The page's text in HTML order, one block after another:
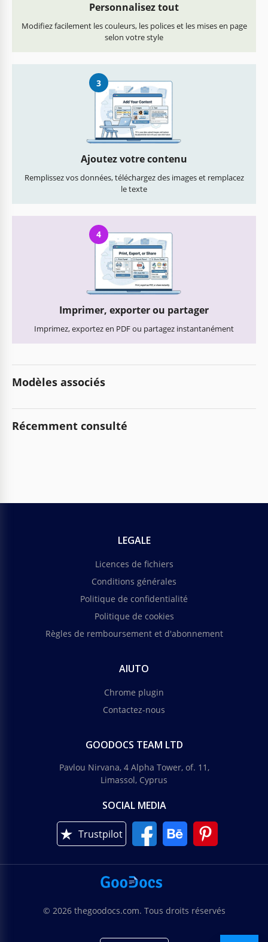
Personnalisez tout
Modifiez facilement les couleurs, les polices et les mises en page
selon votre style
3
Ajoutez votre contenu
Remplissez vos données, téléchargez des images et remplacez
le texte
4
Imprimer, exporter ou partager
Imprimez, exportez en PDF ou partagez instantanément
Modèles associés
Récemment consulté
LEGALE
Licences de fichiers
Conditions générales
Politique de confidentialité
Politique de cookies
Règles de remboursement et d'abonnement
AIUTO
Chrome plugin
Contactez-nous
GOODOCS TEAM LTD
Pavlou Nirvana, 4 Alpha Tower, of. 11,
Limassol, Cyprus
SOCIAL MEDIA
Trustpilot
© 2026 thegoodocs.com. Tous droits réservés